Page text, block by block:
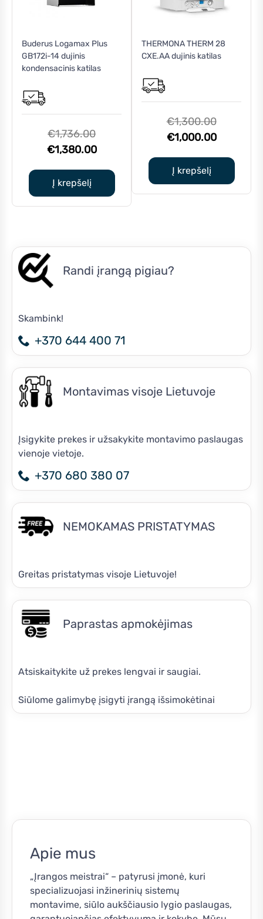
Buderus Logamax Plus
GB172i-14 dujinis
kondensacinis katilas
€1,736.00Original
price
€1,380.00Current
€1,380.00.
Į krepšelį
THERMONA THERM 28
CXE.AA dujinis katilas
€1,300.00Original
price
€1,000.00Current
Į krepšelį
Randi įrangą pigiau?
Skambink!
+370 644 400 71
Montavimas visoje Lietuvoje
Įsigykite prekes ir užsakykite montavimo paslaugas
vienoje vietoje.
+370 680 380 07
NEMOKAMAS PRISTATYMAS
Greitas pristatymas visoje Lietuvoje!
Paprastas apmokėjimas
Atsiskaitykite už prekes lengvai ir saugiai.
Siūlome galimybę įsigyti įrangą išsimokėtinai
Apie mus
„Įrangos meistrai“ – patyrusi įmonė, kuri
specializuojasi inžinerinių sistemų
montavime, siūlo aukščiausio lygio paslaugas,